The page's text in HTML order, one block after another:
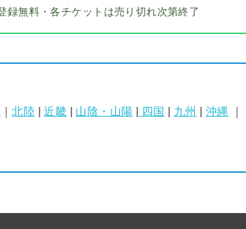
録無料・各チケットは売り切れ次第終了
｜北陸 |近畿 | 山陰・山陽 | 四国 | 九州 | 沖縄 ｜